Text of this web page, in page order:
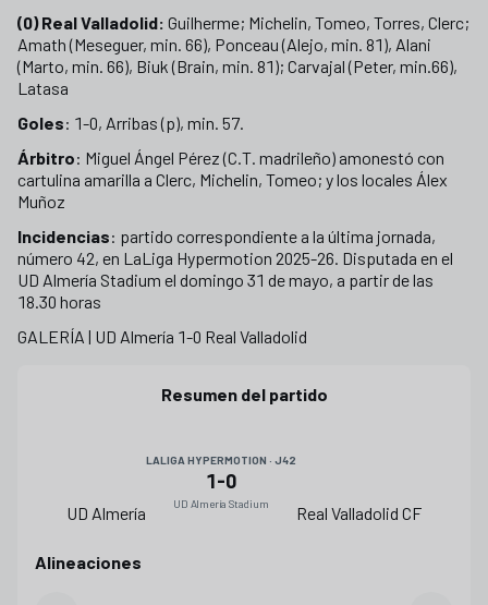
(0) Real Valladolid: Guilherme; Michelin, Tomeo, Torres, Clerc;
Amath (Meseguer, min. 66), Ponceau (Alejo, min. 81), Alani
(Marto, min. 66), Biuk (Brain, min. 81); Carvajal (Peter, min.66),
Latasa
Goles: 1-0, Arribas (p), min. 57.
Árbitro: Miguel Ángel Pérez (C.T. madrileño) amonestó con
cartulina amarilla a Clerc, Michelin, Tomeo; y los locales Álex
Muñoz
Incidencias: partido correspondiente a la última jornada,
número 42, en LaLiga Hypermotion 2025-26. Disputada en el
UD Almería Stadium el domingo 31 de mayo, a partir de las
18.30 horas
GALERÍA | UD Almería 1-0 Real Valladolid
Resumen del partido
UD Almería
LALIGA HYPERMOTION · J42
1-0
UD Almería Stadium Real Valladolid CF
Alineaciones